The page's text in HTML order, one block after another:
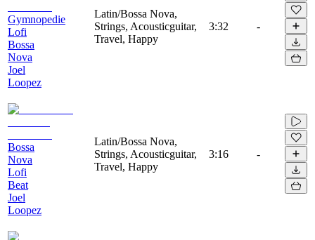
Gymnopedie
Lofi
Bossa
Nova
Joel
Loopez
Latin/Bossa Nova,
Strings, Acousticguitar,
Travel, Happy
3:32 -
Bossa
Nova
Lofi
Beat
Joel
Loopez
Latin/Bossa Nova,
Strings, Acousticguitar,
Travel, Happy
3:16 -